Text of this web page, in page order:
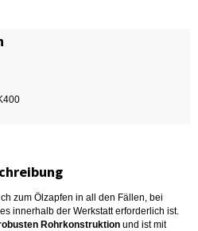
zum Ölzapfen in all den Fällen, bei
innerhalb der Werkstatt erforderlich ist.
Rohrkonstruktion und ist mit